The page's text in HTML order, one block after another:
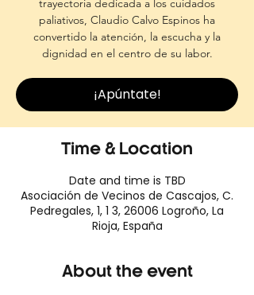
trayectoria dedicada a los cuidados
paliativos, Claudio Calvo Espinos ha
convertido la atención, la escucha y la
dignidad en el centro de su labor.
¡Apúntate!
Time & Location
Date and time is TBD
Asociación de Vecinos de Cascajos, C.
Pedregales, 1, 1 3, 26006 Logroño, La
Rioja, España
About the event